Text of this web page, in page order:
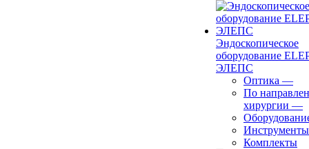
Эндоскопическое
оборудование
ЭЛЕПС
Оптика —
По
хирургии —
Инструменты
Комплекты